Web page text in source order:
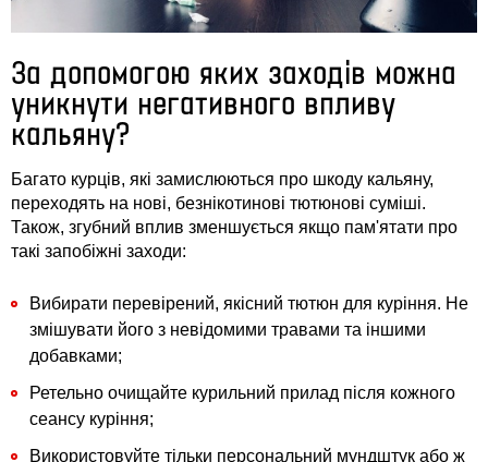
За допомогою яких заходів можна
уникнути негативного впливу
кальяну?
Багато курців, які замислюються про шкоду кальяну,
переходять на нові, безнікотинові тютюнові суміші.
Також, згубний вплив зменшується якщо пам'ятати про
такі запобіжні заходи:
Вибирати перевірений, якісний тютюн для куріння. Не
змішувати його з невідомими травами та іншими
добавками;
Ретельно очищайте курильний прилад після кожного
сеансу куріння;
Використовуйте тільки персональний мундштук або ж